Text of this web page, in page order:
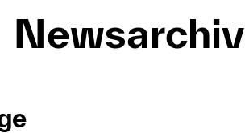
Newsarchiv